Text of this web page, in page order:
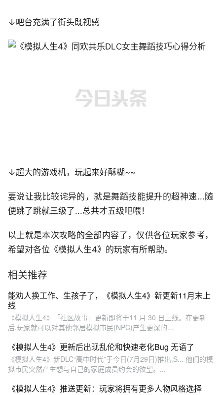
↓吧台充满了街头既视感
↓超大的游戏机，玩起来好酥糊~~
要说让我比较诧异的，就是舞蹈技能提升的超神速...随
便跳了跳就三级了...总共才五级吧喂！
以上就是本次攻略的全部内容了，仅供各位玩家参考，
希望对各位《模拟人生4》的玩家有所帮助。
相关推荐
能劝人换工作、生孩子了，《模拟人生4》新更新11月末上
线
《模拟人生4》「社区故事」更新即将于11 月 30 日上线。在更新
后,玩家就可以对其他邻居模拟市民(NPC)产生更深的...
《模拟人生4》更新后出现乱伦和快速老化Bug 无语了
《模拟人生4》新DLC“高中时代”于今日(7月29日)推出,S... 他们的模
拟市民突然产生想与自己的家庭成员约会的欲望。...
《模拟人生4》推送更新：玩家将拥有更多人物风格选择